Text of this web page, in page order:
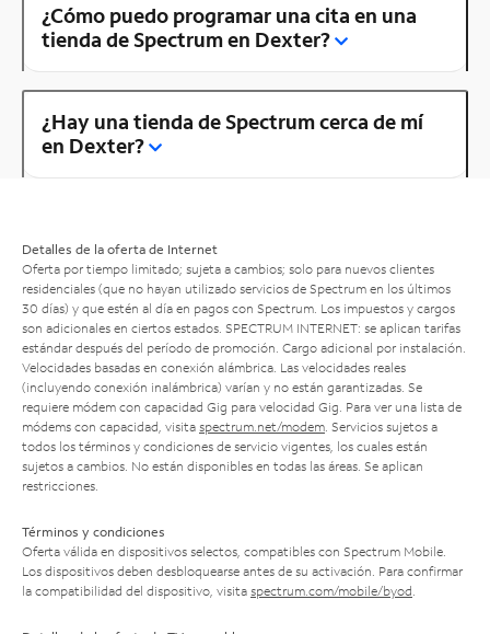
¿Cómo puedo programar una cita en una
tienda de Spectrum en Dexter?
¿Hay una tienda de Spectrum cerca de mí
en Dexter?
Detalles de la oferta de Internet
Oferta por tiempo limitado; sujeta a cambios; solo para nuevos clientes
residenciales (que no hayan utilizado servicios de Spectrum en los últimos
30 días) y que estén al día en pagos con Spectrum. Los impuestos y cargos
son adicionales en ciertos estados. SPECTRUM INTERNET: se aplican tarifas
estándar después del período de promoción. Cargo adicional por instalación.
Velocidades basadas en conexión alámbrica. Las velocidades reales
(incluyendo conexión inalámbrica) varían y no están garantizadas. Se
requiere módem con capacidad Gig para velocidad Gig. Para ver una lista de
módems con capacidad, visita spectrum.net/modem . Servicios sujetos a
todos los términos y condiciones de servicio vigentes, los cuales están
sujetos a cambios. No están disponibles en todas las áreas. Se aplican
restricciones.
Términos y condiciones
Oferta válida en dispositivos selectos, compatibles con Spectrum Mobile.
Los dispositivos deben desbloquearse antes de su activación. Para confirmar
la compatibilidad del dispositivo, visita spectrum.com/mobile/byod